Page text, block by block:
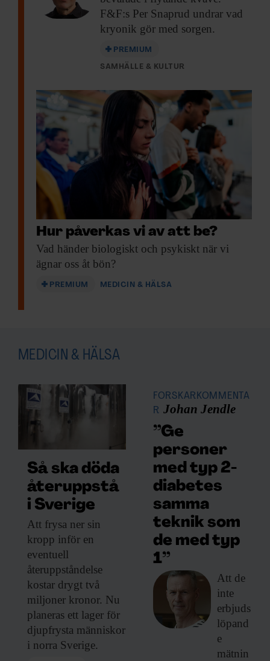
F&F:s Per Snaprud undrar vad
kryonik gör med sorgen.
PREMIUM
SAMHÄLLE & KULTUR
Hur påverkas vi av att be?
Vad händer biologiskt och psykiskt när vi
ägnar oss åt bön?
PREMIUM MEDICIN & HÄLSA
MEDICIN & HÄLSA
Så ska döda
återuppstå
i Sverige
Att frysa ner sin
kropp inför en
eventuell
återuppståndelse
kostar drygt två
miljoner kronor. Nu
planeras ett lager för
djupfrysta människor
i norra Sverige.
FORSKARKOMMENTA
R Johan Jendle
”Ge
personer
med typ 2-
diabetes
samma
teknik som
de med typ
1”
Att de
inte
erbjuds
löpand
e
mätnin